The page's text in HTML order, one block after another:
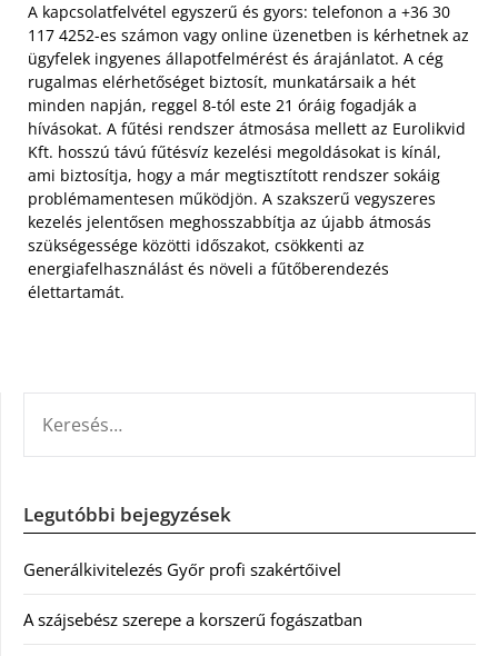
A kapcsolatfelvétel egyszerű és gyors: telefonon a +36 30
117 4252-es számon vagy online üzenetben is kérhetnek az
ügyfelek ingyenes állapotfelmérést és árajánlatot. A cég
rugalmas elérhetőséget biztosít, munkatársaik a hét
minden napján, reggel 8-tól este 21 óráig fogadják a
hívásokat. A fűtési rendszer átmosása mellett az Eurolikvid
Kft. hosszú távú fűtésvíz kezelési megoldásokat is kínál,
ami biztosítja, hogy a már megtisztított rendszer sokáig
problémamentesen működjön. A szakszerű vegyszeres
kezelés jelentősen meghosszabbítja az újabb átmosás
szükségessége közötti időszakot, csökkenti az
energiafelhasználást és növeli a fűtőberendezés
élettartamát.
Legutóbbi bejegyzések
Generálkivitelezés Győr profi szakértőivel
A szájsebész szerepe a korszerű fogászatban